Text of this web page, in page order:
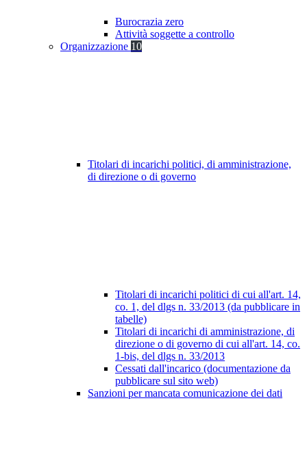
Burocrazia zero
Attività soggette a controllo
Organizzazione 10
Titolari di incarichi politici, di amministrazione,
di direzione o di governo
Titolari di incarichi politici di cui all'art. 14,
co. 1, del dlgs n. 33/2013 (da pubblicare in
tabelle)
Titolari di incarichi di amministrazione, di
direzione o di governo di cui all'art. 14, co.
1-bis, del dlgs n. 33/2013
Cessati dall'incarico (documentazione da
pubblicare sul sito web)
Sanzioni per mancata comunicazione dei dati